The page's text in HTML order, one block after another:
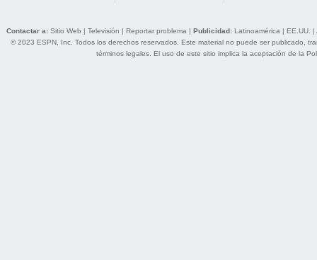
Contactar a: Sitio Web | Televisión | Reportar problema | Publicidad: Latinoamérica | EE.UU. |
© 2023 ESPN, Inc. Todos los derechos reservados. Este material no puede ser publicado,
términos legales. El uso de este sitio implica la aceptación de la